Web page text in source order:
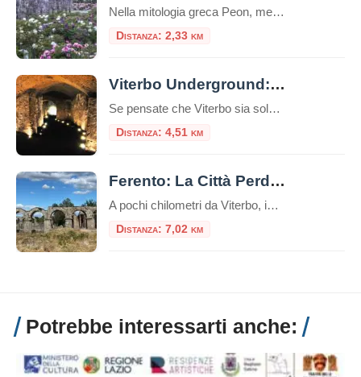
Nella mitologia greca Peon, medico degli dei e allievo di Esculapio, curò Plutone da una ferita usando proprio radici di peonia. Il dio, per ringraziarlo, donò a Peon l’immortalità trasformandolo in un fiore: la peonia. Il Centro Botanico Moutan Il giardino del Centro Botanico Moutan è rinomato per la sua collezione di peonie di origine […]
Distanza: 2,33 km
Viterbo Underground: alla scoperta di un mondo sotterraneo
Se pensate che Viterbo sia solo una città di piazze storiche, chiese medievali e terme curative, preparatevi a scoprire una faccia segreta della città: il suo sottosuolo, ricco di misteri, leggende e storia dimenticata. Viterbo, infatti, non è solo la “Città dei Papi” – ma è anche una delle città italiane che custodisce un labirinto […]
Distanza: 4,51 km
Ferento: La Città Perduta della Tuscia
A pochi chilometri da Viterbo, immersa nelle colline della Tuscia, si trovano i resti dell’antica città romana di Ferento. Un luogo che racconta secoli di storia, cultura e distruzione, oggi affascina turisti e studiosi con le sue rovine suggestive e il panorama mozzafiato sulla campagna viterbese. Storia di Ferento Ferento fu una delle città più […]
Distanza: 7,02 km
Potrebbe interessarti anche: